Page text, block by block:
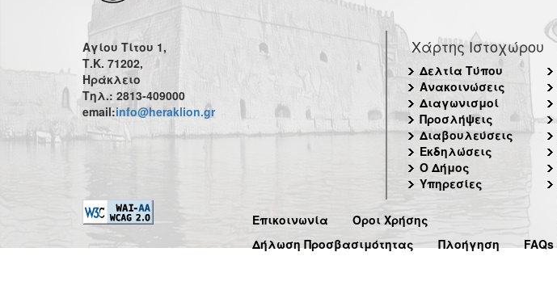
Αγίου Τίτου 1,
Τ.Κ. 71202,
Ηράκλειο
Τηλ.: 2813-409000
email:info@heraklion.gr
Χάρτης Ιστοχώρου
Δελτία Τύπου
Ανακοινώσεις
Διαγωνισμοί
Προσλήψεις
Διαβουλεύσεις
Εκδηλώσεις
Ο Δήμος
Υπηρεσίες
Επικοινωνία
Όροι Χρήσης
Δήλωση Προσβασιμότητας
Πλοήγηση FAQs